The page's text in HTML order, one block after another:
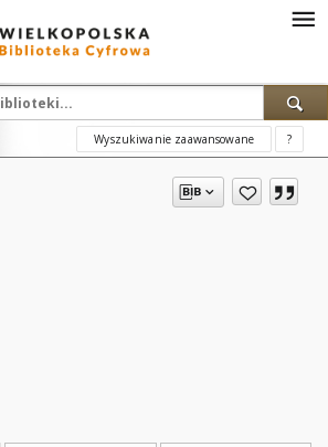
Wyszukiwanie zaawansowane ?